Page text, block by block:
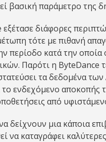
βασική παράμετρο της
διάφορες
τότε με πιθανή
περίοδο κατά την
Παρότι η ByteDance
τα δεδομένα
το ενδεχόμενο
από
δείχνουν μια κάποια
να καταγράφει